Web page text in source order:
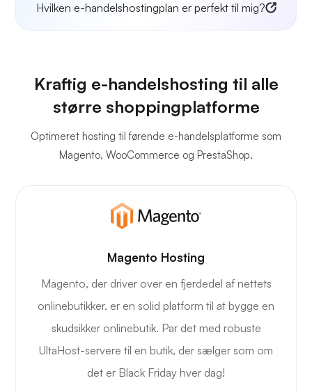
Hvilken e-handelshostingplan er perfekt til mig?
Kraftig e-handelshosting til alle
større shoppingplatforme
Optimeret hosting til førende e-handelsplatforme som
Magento, WooCommerce og PrestaShop.
Magento Hosting
Magento, der driver over en fjerdedel af nettets
onlinebutikker, er en solid platform til at bygge en
skudsikker onlinebutik. Par det med robuste
UltaHost-servere til en butik, der sælger som om
det er Black Friday hver dag!